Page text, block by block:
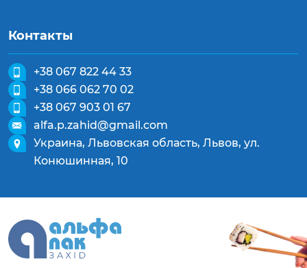
Контакты
+38 067 822 44 33
+38 066 062 70 02
+38 067 903 01 67
alfa.p.zahid@gmail.com
Украина, Львовская область, Львов, ул.
Конюшинная, 10